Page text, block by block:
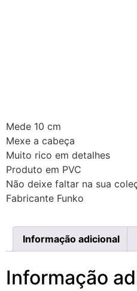
Mede 10 cm
Mexe a cabeça
Muito rico em detalhes
Produto em PVC
Não deixe faltar na sua
Fabricante Funko
Informação adicional
Informação